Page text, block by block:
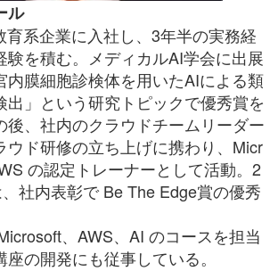
ル
育系企業に入社し、3年半の実務経
験を積む。メディカルAI学会に出展
内膜細胞診検体を用いたAIによる類
出」という研究トピックで優秀賞を
後、社内のクラウドチームリーダー
ウド研修の立ち上げに携わり、Micr
の認定トレーナーとして活動。2
社内表彰で Be The Edge賞の優秀
、AWS、AI のコースを担当
座の開発にも従事している。